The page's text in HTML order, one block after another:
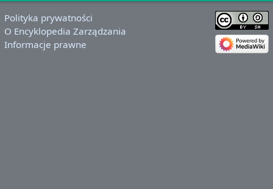
Polityka prywatności
O Encyklopedia Zarządzania
Informacje prawne